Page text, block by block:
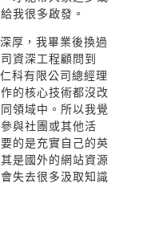
我很多啟發。
厚，我畢業後換過
資深工程顧問到
科有限公司總經理
的核心技術都沒改
領域中。所以我覺
與社團或其他活
的是充實自己的英
是國外的網站資源
失去很多汲取知識